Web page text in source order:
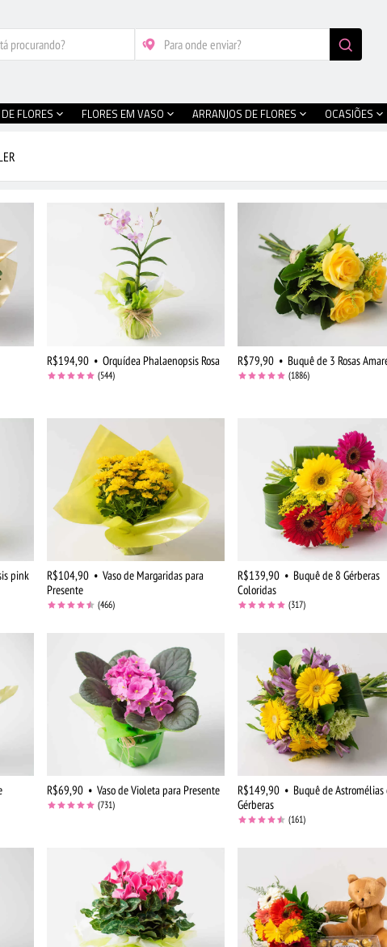
FLORES FLORES EM VASO ARRANJOS DE FLORES OCASIÕES
R$194,90 • Orquídea Phalaenopsis Rosa
(544)
R$79,90 • Buquê de 3 Rosas
(1886)
pink R$104,90 • Vaso de Margaridas para
Presente
(466)
R$139,90 • Buquê de 8 Gérberas
Coloridas
(317)
R$69,90 • Vaso de Violeta para Presente
(731)
R$149,90 • Buquê de Astromélias
Gérberas
(161)